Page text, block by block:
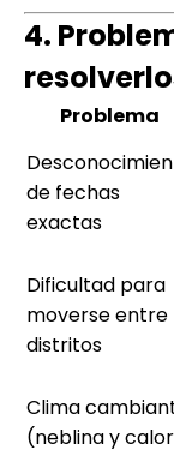
4.
Problema
de fechas
exactas
Dificultad para
moverse entre
distritos
Clima
(neblina y